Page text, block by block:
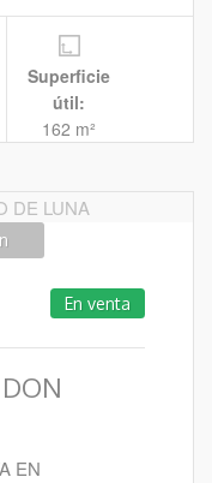
Superficie
útil:
162 m²
En venta
EN